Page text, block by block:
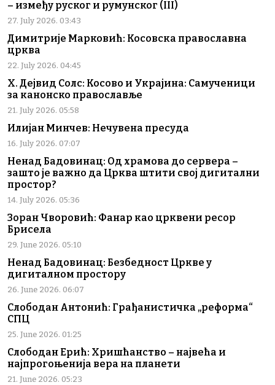
– између руског и румунског (III)
27. July 2026. 03:43
Димитрије Марковић: Косовска православна
црква
22. July 2026. 04:45
Х. Дејвид Солс: Косово и Украјина: Самученици
за канонско православље
21. July 2026. 05:58
Илијан Минчев: Нечувена пресуда
16. July 2026. 07:07
Ненад Бадовинац: Од храмова до сервера –
зашто је важно да Црква штити свој дигитални
простор?
14. July 2026. 05:36
Зоран Чворовић: Фанар као црквени ресор
Брисела
29. June 2026. 05:10
Ненад Бадовинац: Безбедност Цркве у
дигиталном простору
26. June 2026. 06:07
Слободан Антонић: Грађанистичка „реформа“
СПЦ
25. June 2026. 01:25
Слободан Ерић: Хришћанство – највећа и
најпрогоњенија вера на планети
21. June 2026. 05:23